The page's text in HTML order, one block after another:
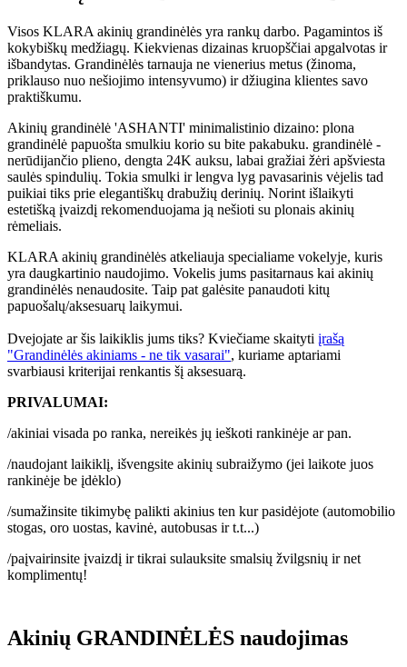
Visos KLARA akinių grandinėlės yra rankų darbo. Pagamintos iš
kokybiškų medžiagų. Kiekvienas dizainas kruopščiai apgalvotas ir
išbandytas. Grandinėlės tarnauja ne vienerius metus (žinoma,
priklauso nuo nešiojimo intensyvumo) ir džiugina klientes savo
praktiškumu.
Akinių grandinėlė 'ASHANTI' minimalistinio dizaino: plona
grandinėlė papuošta smulkiu korio su bite pakabuku. grandinėlė -
nerūdijančio plieno, dengta 24K auksu, labai gražiai žėri apšviesta
saulės spindulių. Tokia smulki ir lengva lyg pavasarinis vėjelis tad
puikiai tiks prie elegantiškų drabužių derinių. Norint išlaikyti
estetišką įvaizdį rekomenduojama ją nešioti su plonais akinių
rėmeliais.
KLARA akinių grandinėlės atkeliauja specialiame vokelyje, kuris
yra daugkartinio naudojimo. Vokelis jums pasitarnaus kai akinių
grandinėlės nenaudosite. Taip pat galėsite panaudoti kitų
papuošalų/aksesuarų laikymui.
Dvejojate ar šis laikiklis jums tiks? Kviečiame skaityti įrašą
"Grandinėlės akiniams - ne tik vasarai", kuriame aptariami
svarbiausi kriterijai renkantis šį aksesuarą.
PRIVALUMAI:
/akiniai visada po ranka, nereikės jų ieškoti rankinėje ar pan.
/naudojant laikiklį, išvengsite akinių subraižymo (jei laikote juos
rankinėje be įdėklo)
/sumažinsite tikimybę palikti akinius ten kur pasidėjote (automobilio
stogas, oro uostas, kavinė, autobusas ir t.t...)
/paįvairinsite įvaizdį ir tikrai sulauksite smalsių žvilgsnių ir net
komplimentų!
Akinių GRANDINĖLĖS naudojimas